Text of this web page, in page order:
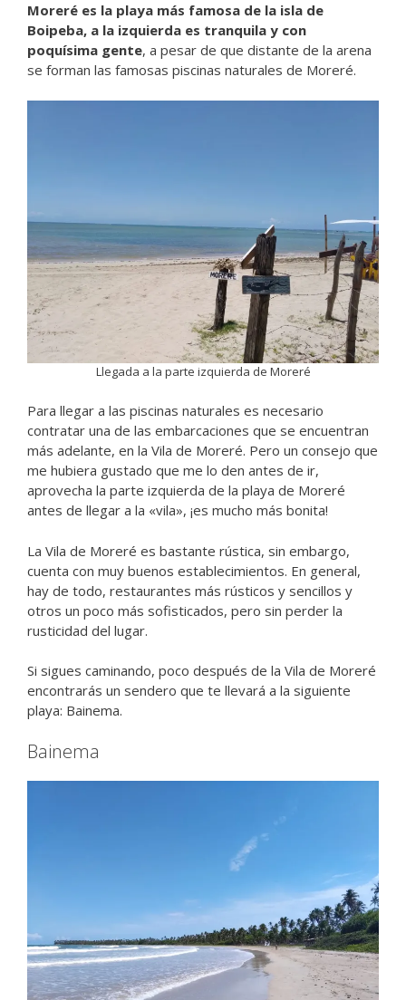
Moreré es la playa más famosa de la isla de
Boipeba, a la izquierda es tranquila y con
poquísima gente, a pesar de que distante de la arena
se forman las famosas piscinas naturales de Moreré.
Llegada a la parte izquierda de Moreré
Para llegar a las piscinas naturales es necesario
contratar una de las embarcaciones que se encuentran
más adelante, en la Vila de Moreré. Pero un consejo que
me hubiera gustado que me lo den antes de ir,
aprovecha la parte izquierda de la playa de Moreré
antes de llegar a la «vila», ¡es mucho más bonita!
La Vila de Moreré es bastante rústica, sin embargo,
cuenta con muy buenos establecimientos. En general,
hay de todo, restaurantes más rústicos y sencillos y
otros un poco más sofisticados, pero sin perder la
rusticidad del lugar.
Si sigues caminando, poco después de la Vila de Moreré
encontrarás un sendero que te llevará a la siguiente
playa: Bainema.
Bainema